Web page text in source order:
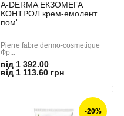
A-DERMA ЕКЗОМЕГА
КОНТРОЛ крем-емолент
пом'...
Pierre fabre dermo-cosmetique
Фр...
від 1 392.00
від 1 113.60 грн
-20%